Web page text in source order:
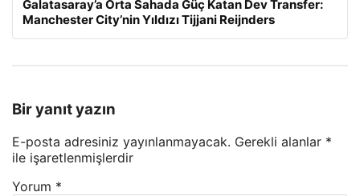
Galatasaray’a Orta Sahada Güç Katan Dev Transfer:
Manchester City’nin Yıldızı Tijjani Reijnders
Bir yanıt yazın
E-posta adresiniz yayınlanmayacak. Gerekli alanlar *
ile işaretlenmişlerdir
Yorum *